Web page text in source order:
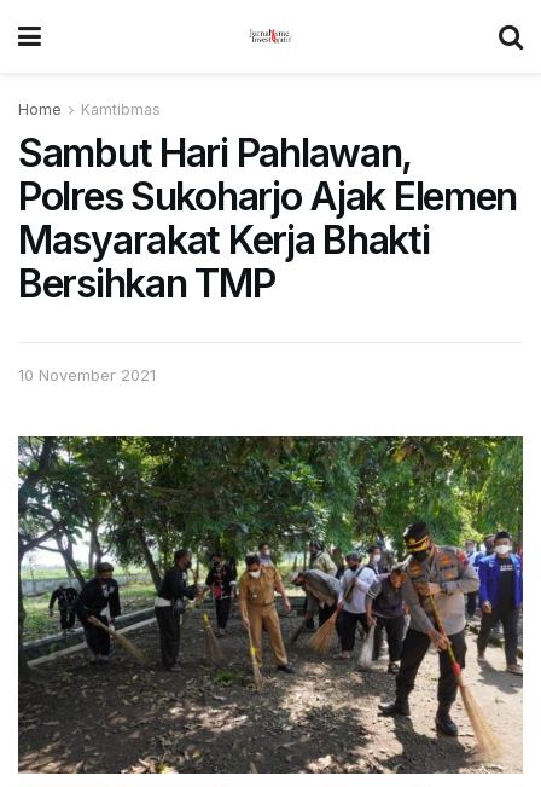
Home Kamtibmas
Sambut Hari Pahlawan,
Polres Sukoharjo Ajak Elemen
Masyarakat Kerja Bhakti
Bersihkan TMP
10 November 2021